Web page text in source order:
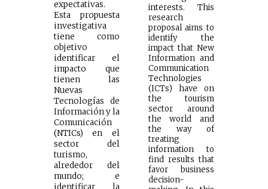
expectativas.
Esta propuesta
investigativa
tiene como
objetivo
identificar el
impacto que
tienen las
Nuevas
Tecnologías de
Información y la
Comunicación
(NTICs) en el
sector del
turismo,
alrededor del
mundo; e
identificar la
interests. This
research
proposal aims to
identify the
impact that New
Information and
Communication
Technologies
(ICTs) have on
the tourism
sector around
the world and
the way of
treating
information to
find results that
favor business
decision-